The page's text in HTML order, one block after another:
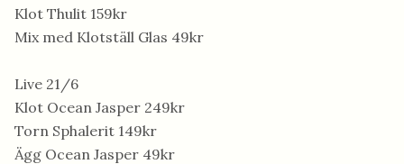
Klot Thulit 159kr
Mix med Klotställ Glas 49kr
Live 21/6
Klot Ocean Jasper 249kr
Torn Sphalerit 149kr
Ägg Ocean Jasper 49kr